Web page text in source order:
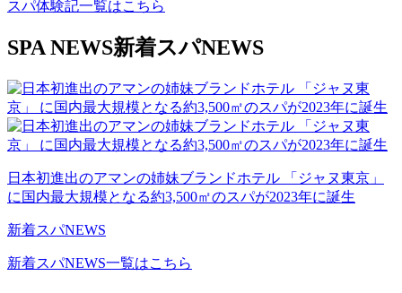
スパ体験記一覧はこちら
SPA NEWS新着スパNEWS
日本初進出のアマンの姉妹ブランドホテル 「ジャヌ東京」
に国内最大規模となる約3,500㎡のスパが2023年に誕生
新着スパNEWS
新着スパNEWS一覧はこちら